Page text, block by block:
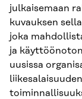
julkaisemaan
kuvauksen
joka
ja
uusissa